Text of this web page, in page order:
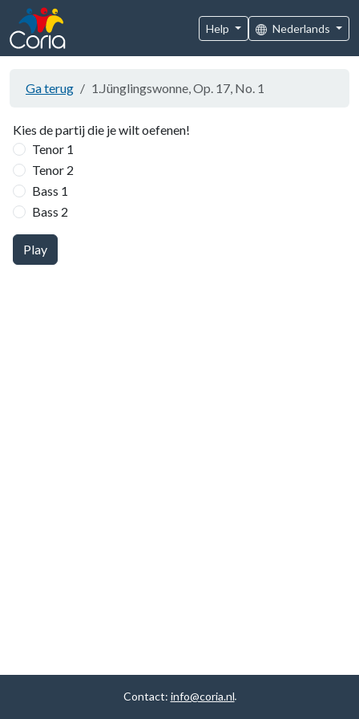
Help Nederlands
Ga terug 1.Jünglingswonne, Op. 17, No. 1
Kies de partij die je wilt oefenen!
Tenor 1
Tenor 2
Bass 1
Bass 2
Play
Contact: info@coria.nl.